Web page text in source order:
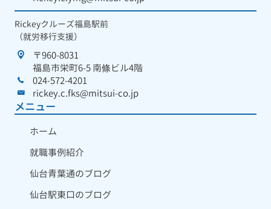
Rickeyクルーズ福島駅前
（就労移行支援）
〒960-8031
福島市栄町6-5 南條ビル4階
024-572-4201
rickey.c.fks@mitsui-co.jp
メニュー
ホーム
就職事例紹介
仙台青葉通のブログ
仙台駅東口のブログ